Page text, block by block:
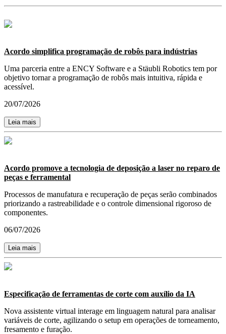
Acordo simplifica programação de robôs para indústrias
Uma parceria entre a ENCY Software e a Stäubli Robotics tem por
objetivo tornar a programação de robôs mais intuitiva, rápida e
acessível.
20/07/2026
Leia mais
Acordo promove a tecnologia de deposição a laser no reparo de
peças e ferramental
Processos de manufatura e recuperação de peças serão combinados
priorizando a rastreabilidade e o controle dimensional rigoroso de
componentes.
06/07/2026
Leia mais
Especificação de ferramentas de corte com auxílio da IA
Nova assistente virtual interage em linguagem natural para analisar
variáveis de corte, agilizando o setup em operações de torneamento,
fresamento e furação.